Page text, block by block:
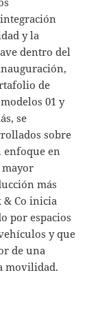
y la
dentro del
de
01 y
se
sobre
enfoque en
más
Co inicia
por espacios
y que
de una
movilidad.